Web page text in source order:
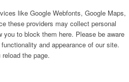
like Google Webfonts, Google Maps,
these providers may collect personal
to block them here. Please be aware
and appearance of our site.
the page.